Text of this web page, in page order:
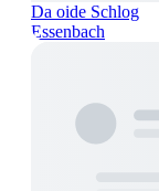
Da oide Schlog
Essenbach